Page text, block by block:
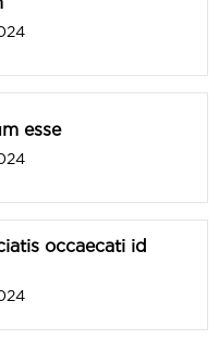
esse
occaecati id